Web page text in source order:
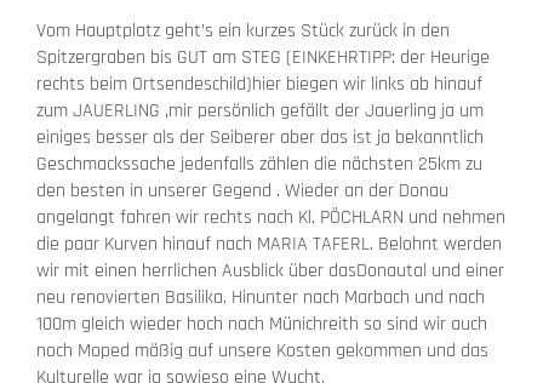
Vom Hauptplatz geht’s ein kurzes Stück zurück in den
Spitzergraben bis GUT am STEG (EINKEHRTIPP: der Heurige
rechts beim Ortsendeschild)hier biegen wir links ab hinauf
zum JAUERLING ,mir persönlich gefällt der Jauerling ja um
einiges besser als der Seiberer aber das ist ja bekanntlich
Geschmackssache jedenfalls zählen die nächsten 25km zu
den besten in unserer Gegend . Wieder an der Donau
angelangt fahren wir rechts nach Kl. PÖCHLARN und nehmen
die paar Kurven hinauf nach MARIA TAFERL. Belohnt werden
wir mit einen herrlichen Ausblick über dasDonautal und einer
neu renovierten Basilika. Hinunter nach Marbach und nach
100m gleich wieder hoch nach Münichreith so sind wir auch
noch Moped mäßig auf unsere Kosten gekommen und das